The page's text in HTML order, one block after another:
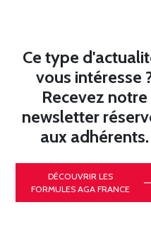
Ce type
vous intéresse
Recevez notre
newsletter
aux adhérents.
DÉCOUVRIR LES
FORMULES AGA FRANCE